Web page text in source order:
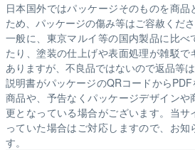
日本国外ではパッケージそのものを商
ため、パッケージの傷み等はご容赦くださ
一般に、東京マルイ等の国内製品に比べ
たり、塗装の仕上げや表面処理が雑駁
ありますが、不良品ではないので返品等は
説明書がパッケージのQRコードから
商品や、予告なくパッケージデザイン
更となっている場合がございます。当サ
っていた場合はご対応しますので、お
す。